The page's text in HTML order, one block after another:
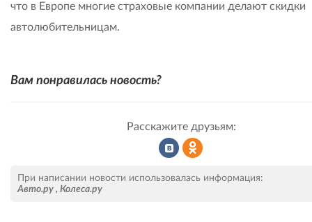
что в Европе многие страховые компании делают скидки
автолюбительницам.
Вам понравилась новость?
Расскажите друзьям:
При написании новости использовалась информация:
Авто.ру , Колеса.ру